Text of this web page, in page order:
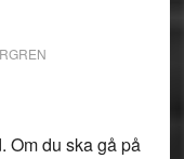
Om du ska gå på